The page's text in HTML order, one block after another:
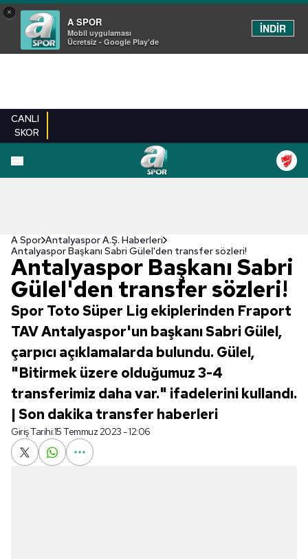
×
A SPOR
Mobil uygulaması
Ücretsiz - Google Play'de
İNDİR
CANLI
SKOR
A Spor Antalyaspor A.Ş. Haberleri
Antalyaspor Başkanı Sabri Gülel'den transfer sözleri!
Antalyaspor Başkanı Sabri
Gülel'den transfer sözleri!
Spor Toto Süper Lig ekiplerinden Fraport
TAV Antalyaspor'un başkanı Sabri Gülel,
çarpıcı açıklamalarda bulundu. Gülel,
"Bitirmek üzere olduğumuz 3-4
transferimiz daha var." ifadelerini kullandı.
| Son dakika transfer haberleri
Giriş Tarihi:15 Temmuz 2023 - 12:06